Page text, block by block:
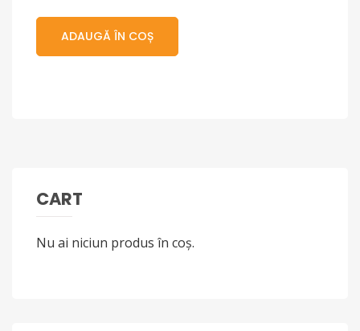
ADAUGĂ ÎN COȘ
CART
Nu ai niciun produs în coș.